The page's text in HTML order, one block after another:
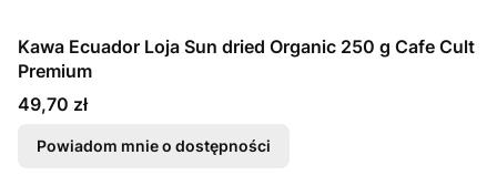
Kawa Ecuador Loja Sun dried Organic 250 g Cafe Cult
Premium
Cena
49,70 zł
Powiadom mnie o dostępności